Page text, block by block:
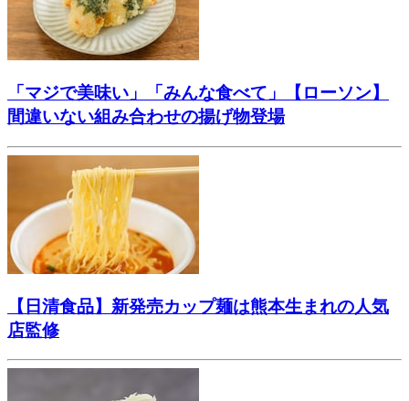
「マジで美味い」「みんな食べて」【ローソン】
間違いない組み合わせの揚げ物登場
【日清食品】新発売カップ麺は熊本生まれの人気
店監修